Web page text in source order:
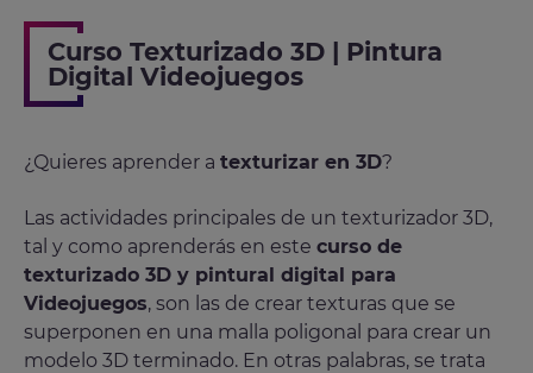
Curso Texturizado 3D | Pintura
Digital Videojuegos
¿Quieres aprender a texturizar en 3D?
Las actividades principales de un texturizador 3D,
tal y como aprenderás en este curso de
texturizado 3D y pintural digital para
Videojuegos, son las de crear texturas que se
superponen en una malla poligonal para crear un
modelo 3D terminado. En otras palabras, se trata